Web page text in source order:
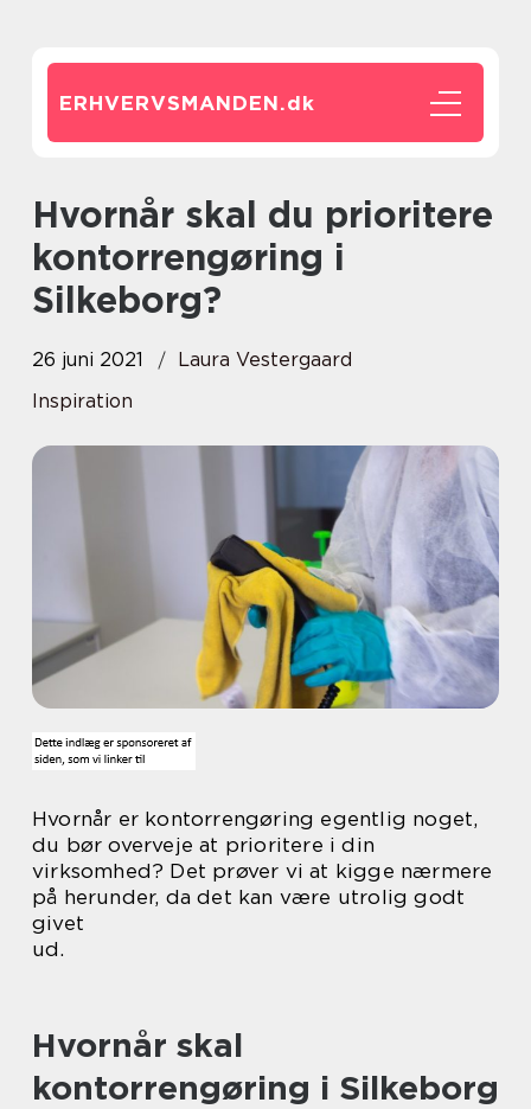
ERHVERVSMANDEN.dk
Hvornår skal du prioritere
kontorrengøring i
Silkeborg?
26 juni 2021
Laura Vestergaard
Inspiration
Hvornår er kontorrengøring egentlig noget,
du bør overveje at prioritere i din
virksomhed? Det prøver vi at kigge nærmere
på herunder, da det kan være utrolig godt
givet
ud.
Hvornår skal
kontorrengøring i Silkeborg